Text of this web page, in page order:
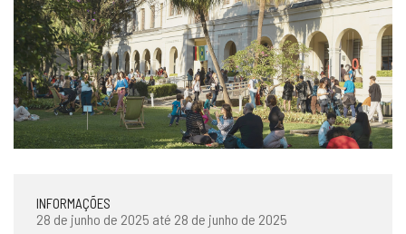
INFORMAÇÕES
28 de junho de 2025 até 28 de junho de 2025